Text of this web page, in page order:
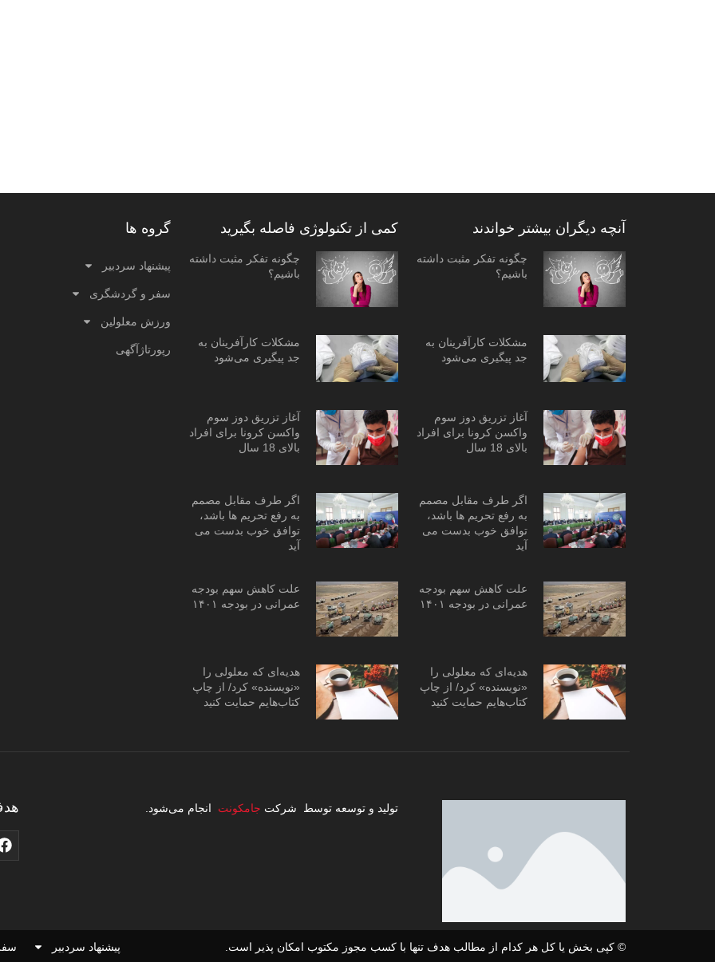
آنچه دیگران بیشتر خواندند
چگونه تفکر مثبت داشته
باشیم؟
مشکلات کارآفرینان به
جد پیگیری می‌شود
آغاز تزریق دوز سوم
واکسن کرونا برای افراد
بالای 18 سال
اگر طرف مقابل مصمم
به رفع تحریم ها باشد،
توافق خوب بدست می
آید
علت کاهش سهم بودجه
عمرانی در بودجه ۱۴۰۱
هدیه‌ای که معلولی را
«نویسنده» کرد/ از چاپ
کتاب‌هایم حمایت کنید
کمی از تکنولوژی فاصله بگیرید
چگونه تفکر مثبت داشته
باشیم؟
مشکلات کارآفرینان به
جد پیگیری می‌شود
آغاز تزریق دوز سوم
واکسن کرونا برای افراد
بالای 18 سال
اگر طرف مقابل مصمم
به رفع تحریم ها باشد،
توافق خوب بدست می
آید
علت کاهش سهم بودجه
عمرانی در بودجه ۱۴۰۱
هدیه‌ای که معلولی را
«نویسنده» کرد/ از چاپ
کتاب‌هایم حمایت کنید
گروه ها
پیشنهاد سردبیر
سفر و گردشگری
ورزش معلولین
رپورتاژآگهی
تولید و توسعه توسط شرکت جامکونت انجام می‌شود.
© کپی بخش یا کل هر کدام از مطالب هدف تنها با کسب مجوز مکتوب امکان پذیر است. پیشنهاد سردبیر